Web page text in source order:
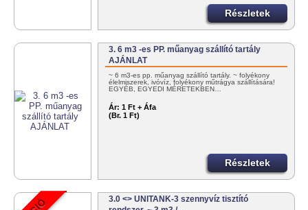
Részletek
3. 6 m3 -es PP. műanyag szállító tartály
AJÁNLAT
~ 6 m3-es pp. műanyag szállító tartály. ~ folyékony
élelmiszerek, ivóvíz, folyékony műtrágya szállítására!
EGYÉB, EGYEDI MÉRETEKBEN…
Ár: 1 Ft + Áfa
(Br. 1 Ft)
Részletek
3.0 <> UNITANK-3 szennyvíz tisztító